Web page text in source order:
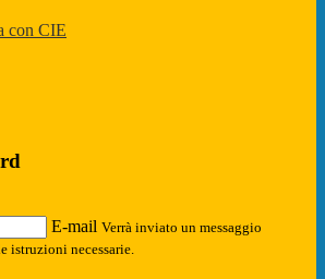
con CIE
E-mail Verrà inviato un messaggio
istruzioni necessarie.